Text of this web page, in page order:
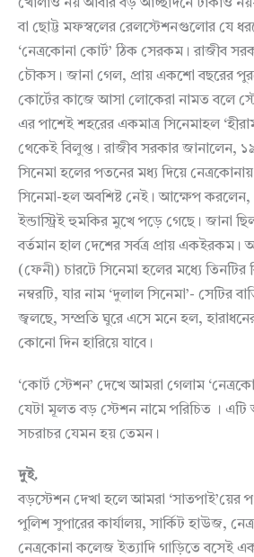
খোলাও নয় আবার বড় আচ্ছাদনে ঢাকাও নয়-
বা ছোট্ট মফস্বলের রেলস্টেশনগুলোর যে
‘নেত্রকোনা কোর্ট’ ঠিক সেরকম। রাজীব
চৌকস। জানা গেল, প্রায় একশো বছরের
কোর্টের কাজে আসা লোকেরা নামত বলে
এর পাশেই শহরের একমাত্র সিনেমাহল
থেকেই বিলুপ্ত। রাজীব সরকার জানালেন,
সিনেমা হলের পতনের মধ্য দিয়ে
সিনেমা-হল অবশিষ্ট নেই। আক্ষেপ করলেন,
ইন্ডাস্ট্রিই হুমকির মুখে পড়ে গেছে। জানা
বর্তমান হাল দেশের সর্বত্র প্রায়
(ফেনী) চারটে সিনেমা হলের মধ্যে তিনটির
নম্বরটি, যার নাম ‘দুলাল সিনেমা’- সেটির
জ্বলছে, সম্প্রতি ঘুরে এসে মনে হল,
কোনো দিন হারিয়ে যাবে।
‘কোর্ট স্টেশন’ দেখে আমরা গেলাম
যেটা মূলত বড় স্টেশন নামে পরিচিত ।
সচরাচর যেমন হয় তেমন।
দুই.
বড়স্টেশন দেখা হলে আমরা ‘সাতপাই’য়ের
পুলিশ সুপারের কার্যালয়, সার্কিট হাউজ,
নেত্রকোনা কলেজ ইত্যাদি গাড়িতে বসেই